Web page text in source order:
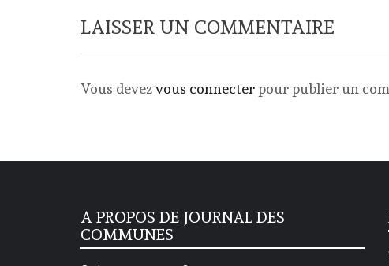
LAISSER UN COMMENTAIRE
Vous devezvous connecterpour publier un
A PROPOS DE JOURNAL DES
COMMUNES